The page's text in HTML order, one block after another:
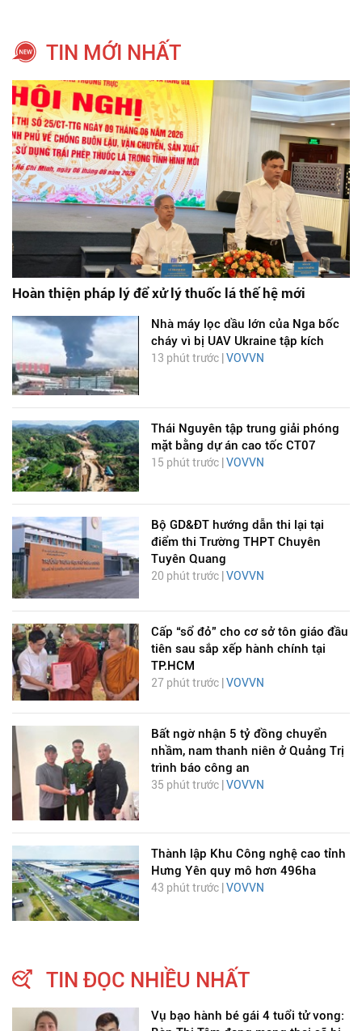
TIN MỚI NHẤT
Hoàn thiện pháp lý để xử lý thuốc lá thế hệ mới
Nhà máy lọc dầu lớn của Nga bốc
cháy vì bị UAV Ukraine tập kích
13 phút trước | VOVVN
Thái Nguyên tập trung giải phóng
mặt bằng dự án cao tốc CT07
15 phút trước | VOVVN
Bộ GD&ĐT hướng dẫn thi lại tại
điểm thi Trường THPT Chuyên
Tuyên Quang
20 phút trước | VOVVN
Cấp “sổ đỏ” cho cơ sở tôn giáo đầu
tiên sau sắp xếp hành chính tại
TP.HCM
27 phút trước | VOVVN
Bất ngờ nhận 5 tỷ đồng chuyển
nhầm, nam thanh niên ở Quảng Trị
trình báo công an
35 phút trước | VOVVN
Thành lập Khu Công nghệ cao tỉnh
Hưng Yên quy mô hơn 496ha
43 phút trước | VOVVN
TIN ĐỌC NHIỀU NHẤT
Vụ bạo hành bé gái 4 tuổi tử vong: